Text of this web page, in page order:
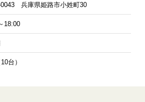
0043 兵庫県姫路市小姓町30
18:00
台）